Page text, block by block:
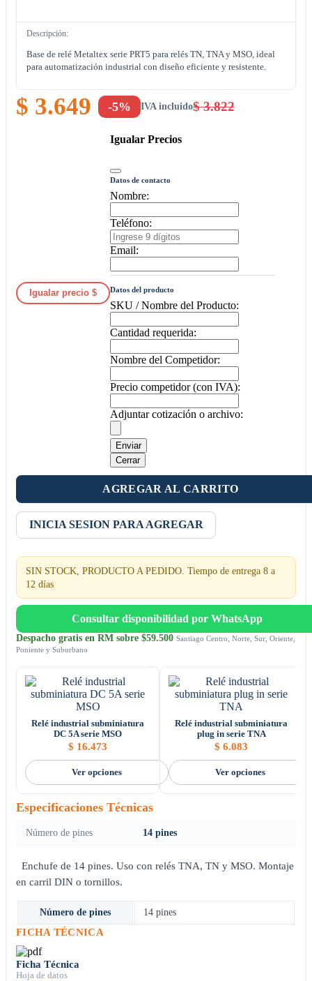
Descripción:
Base de relé Metaltex serie PRT5 para relés TN, TNA y MSO, ideal
para automatización industrial con diseño eficiente y resistente.
$ 3.649 -5% IVA incluido$ 3.822
Igualar precio $
Igualar Precios
Datos de contacto
Nombre:
Teléfono:
Email:
Datos del producto
SKU / Nombre del Producto:
Cantidad requerida:
Nombre del Competidor:
Precio competidor (con IVA):
Adjuntar cotización o archivo:
Enviar
Cerrar
AGREGAR AL CARRITO
INICIA SESION PARA AGREGAR
SIN STOCK, PRODUCTO A PEDIDO. Tiempo de entrega 8 a
12 días
Consultar disponibilidad por WhatsApp
Despacho gratis en RM sobre $59.500 Santiago Centro, Norte, Sur, Oriente,
Poniente y Suburbano
Relé industrial subminiatura
DC 5A serie MSO
$ 16.473
Ver opciones
Relé industrial subminiatura
plug in serie TNA
$ 6.083
Ver opciones
Especificaciones Técnicas
Número de pines 14 pines
Enchufe de 14 pines. Uso con relés TNA, TN y MSO. Montaje
en carril DIN o tornillos.
Número de pines 14 pines
FICHA TÉCNICA
Ficha Técnica
Hoja de datos